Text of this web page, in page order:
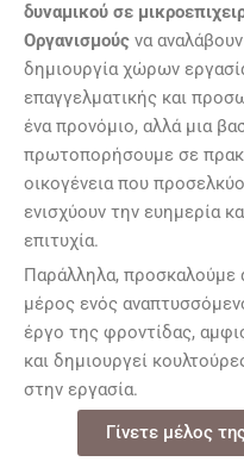
δυναμικού σε
Οργανισμούς να
δημιουργία χώρων
επαγγελματικής και
ένα προνόμιο, αλλά μια
πρωτοπορήσουμε σε
οικογένεια που
ενισχύουν την ευημερία
επιτυχία.
Παράλληλα, προσκαλούμε
μέρος ενός
έργο της φροντίδας,
και δημιουργεί
στην εργασία.
Γίνετε μέλος